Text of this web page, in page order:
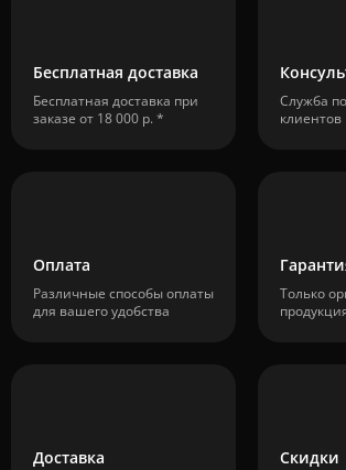
Бесплатная доставка
Бесплатная доставка при
заказе от 18 000 р. *
Служба
клиентов
Оплата
Различные способы оплаты
для вашего удобства
Только
Доставка Скидки